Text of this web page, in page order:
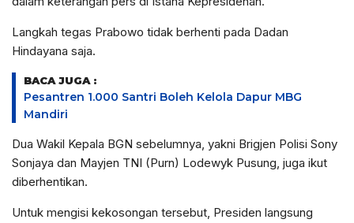
Langkah tegas Prabowo tidak berhenti pada Dadan
Hindayana saja.
BACA JUGA :
Pesantren 1.000 Santri Boleh Kelola Dapur MBG
Mandiri
Dua Wakil Kepala BGN sebelumnya, yakni Brigjen Polisi Sony
Sonjaya dan Mayjen TNI (Purn) Lodewyk Pusung, juga ikut
diberhentikan.
Untuk mengisi kekosongan tersebut, Presiden langsung